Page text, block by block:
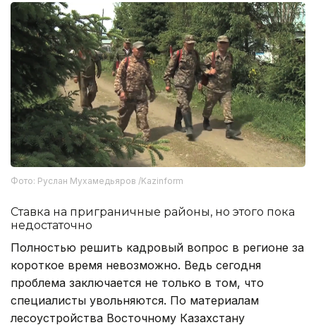
Фото: Руслан Мухамедьяров /Kazinform
Ставка на приграничные районы, но этого пока
недостаточно
Полностью решить кадровый вопрос в регионе за
короткое время невозможно. Ведь сегодня
проблема заключается не только в том, что
специалисты увольняются. По материалам
лесоустройства Восточному Казахстану